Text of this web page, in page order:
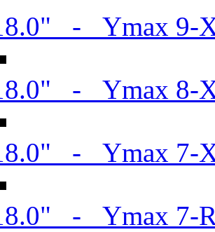
- Ymax 9-
- Ymax 8-
- Ymax 7-
- Ymax 7-